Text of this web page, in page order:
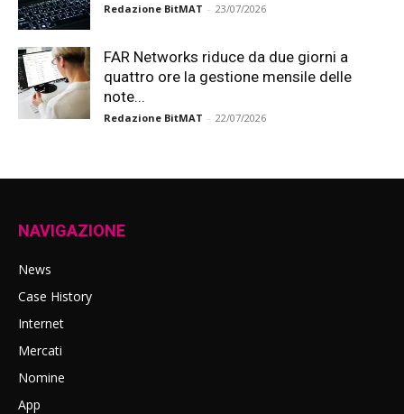
Redazione BitMAT - 23/07/2026
FAR Networks riduce da due giorni a
quattro ore la gestione mensile delle
note...
Redazione BitMAT - 22/07/2026
NAVIGAZIONE
News
Case History
Internet
Mercati
Nomine
App